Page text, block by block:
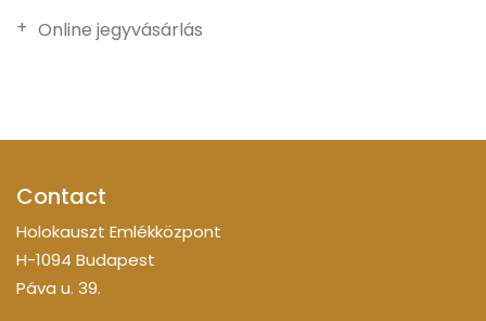
Online jegyvásárlás
Contact
Holokauszt Emlékközpont
H-1094 Budapest
Páva u. 39.